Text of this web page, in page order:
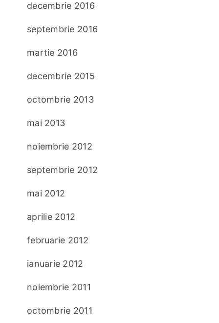
decembrie 2016
septembrie 2016
martie 2016
decembrie 2015
octombrie 2013
mai 2013
noiembrie 2012
septembrie 2012
mai 2012
aprilie 2012
februarie 2012
ianuarie 2012
noiembrie 2011
octombrie 2011